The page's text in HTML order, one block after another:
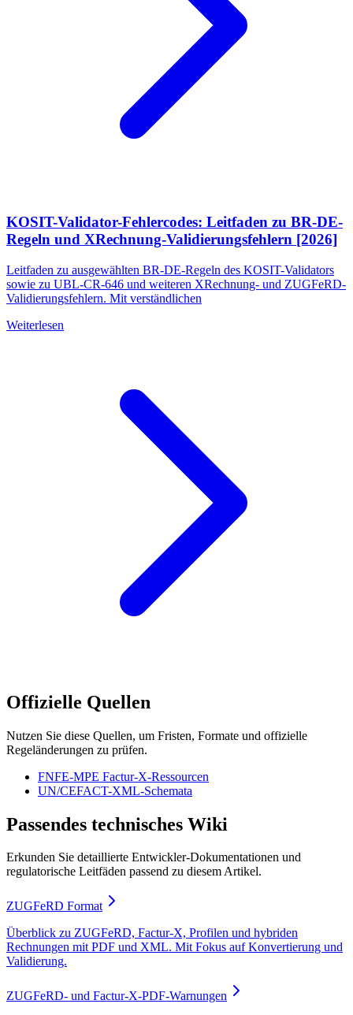
KOSIT-Validator-Fehlercodes: Leitfaden zu BR-DE-
Regeln und XRechnung-Validierungsfehlern [2026]
Leitfaden zu ausgewählten BR-DE-Regeln des KOSIT-Validators
sowie zu UBL-CR-646 und weiteren XRechnung- und ZUGFeRD-
Validierungsfehlern. Mit verständlichen
Weiterlesen
Offizielle Quellen
Nutzen Sie diese Quellen, um Fristen, Formate und offizielle
Regeländerungen zu prüfen.
FNFE-MPE Factur-X-Ressourcen
UN/CEFACT-XML-Schemata
Passendes technisches Wiki
Erkunden Sie detaillierte Entwickler-Dokumentationen und
regulatorische Leitfäden passend zu diesem Artikel.
ZUGFeRD Format
Überblick zu ZUGFeRD, Factur-X, Profilen und hybriden
Rechnungen mit PDF und XML. Mit Fokus auf Konvertierung und
Validierung.
ZUGFeRD- und Factur-X-PDF-Warnungen